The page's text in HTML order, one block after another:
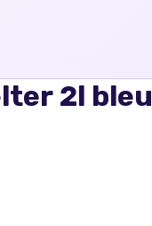
2l bleu